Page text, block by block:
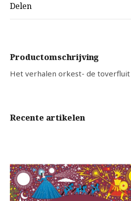
Delen
Productomschrijving
Het verhalen orkest- de toverfluit
Recente artikelen